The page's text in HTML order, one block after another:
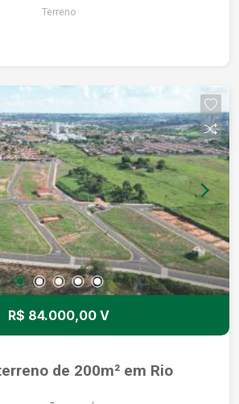
busca tranquilidade e qualidade
em uma das melhores
José do Rio Preto. Entre em
e agende uma visita para
incrível terreno. Estamos à
tirar todas as suas dúvidas e
de aquisição.
Terreno
R$ 84.000,00 V
de 200m² em Rio